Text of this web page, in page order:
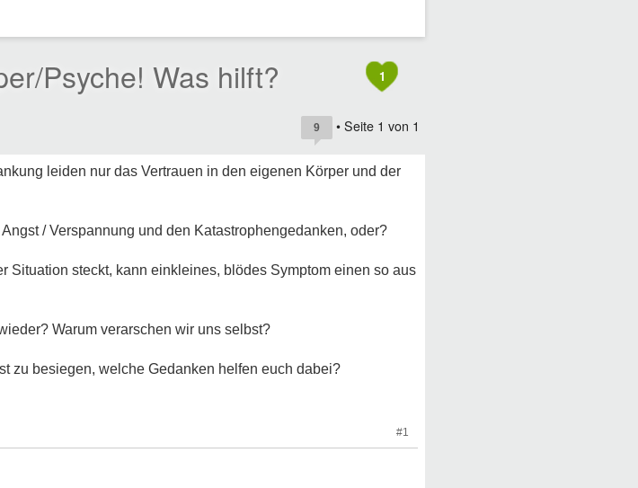
1
Psyche! Was hilft?
9 • Seite 1 von 1
leiden nur das Vertrauen in den eigenen Körper und der
/ Verspannung und den Katastrophengedanken, oder?
Situation steckt, kann einkleines, blödes Symptom einen so aus
Warum verarschen wir uns selbst?
zu besiegen, welche Gedanken helfen euch dabei?
#1